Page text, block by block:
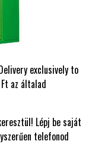
exclusively to
az általad
Lépj be saját
telefonod